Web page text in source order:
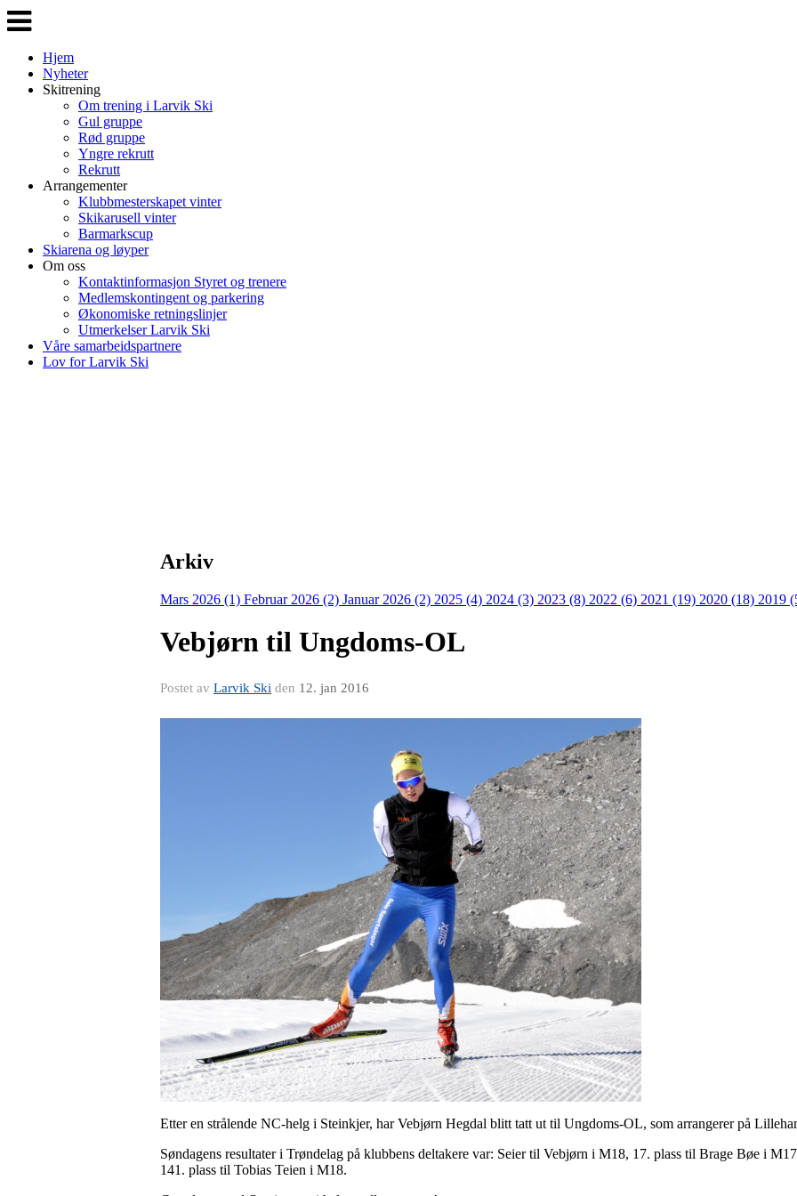
Veksle
navigasjon
Hjem
Nyheter
Skitrening
Om trening i Larvik Ski
Gul gruppe
Rød gruppe
Yngre rekrutt
Rekrutt
Arrangementer
Klubbmesterskapet vinter
Skikarusell vinter
Barmarkscup
Skiarena og løyper
Om oss
Kontaktinformasjon Styret og trenere
Medlemskontingent og parkering
Økonomiske retningslinjer
Utmerkelser Larvik Ski
Våre samarbeidspartnere
Lov for Larvik Ski
Arkiv
Mars 2026 (1) Februar 2026 (2) Januar 2026 (2) 2025 (4) 2024 (3) 2023 (8) 2022 (6) 2021 (19) 2020 (18) 2019
Vebjørn til Ungdoms-OL
Postet av Larvik Ski den 12. jan 2016
Etter en strålende NC-helg i Steinkjer, har Vebjørn Hegdal blitt tatt ut til Ungdoms-OL, som arrangerer på
Søndagens resultater i Trøndelag på klubbens deltakere var: Seier til Vebjørn i M18, 17. plass til Brage Bøe i
141. plass til Tobias Teien i M18.